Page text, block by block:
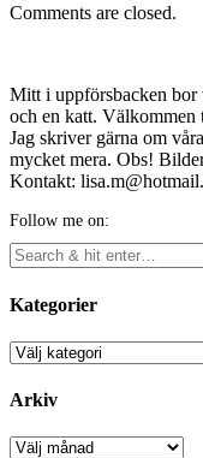
Comments are closed.
Mitt i uppförsbacken bor
och en katt.
Jag skriver gärna om
mycket mera. Obs!
Kontakt:
Follow me on:
Kategorier
Kategorier
Arkiv
Arkiv